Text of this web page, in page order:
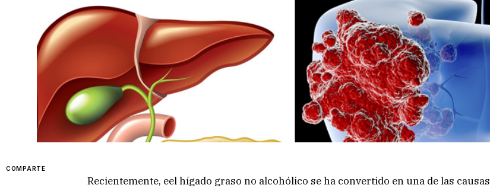
COMPARTE
Recientemente, eel hígado graso no alcohólico se ha convertido en una de las causas